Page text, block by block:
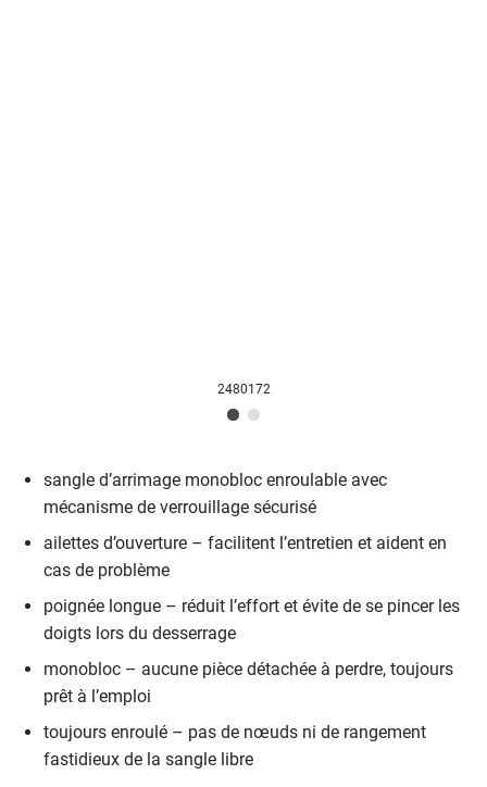
2480172
sangle d’arrimage monobloc enroulable avec
mécanisme de verrouillage sécurisé
ailettes d’ouverture – facilitent l’entretien et aident en
cas de problème
poignée longue – réduit l’effort et évite de se pincer les
doigts lors du desserrage
monobloc – aucune pièce détachée à perdre, toujours
prêt à l’emploi
toujours enroulé – pas de nœuds ni de rangement
fastidieux de la sangle libre